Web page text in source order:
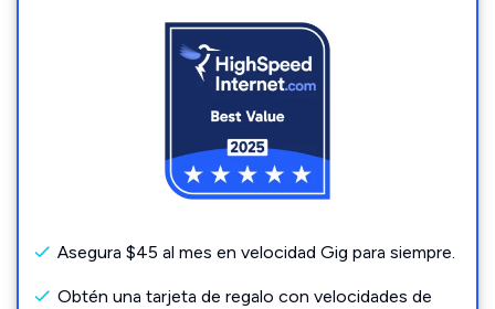
Asegura $45 al mes en velocidad Gig para siempre.
Obtén una tarjeta de regalo con velocidades de